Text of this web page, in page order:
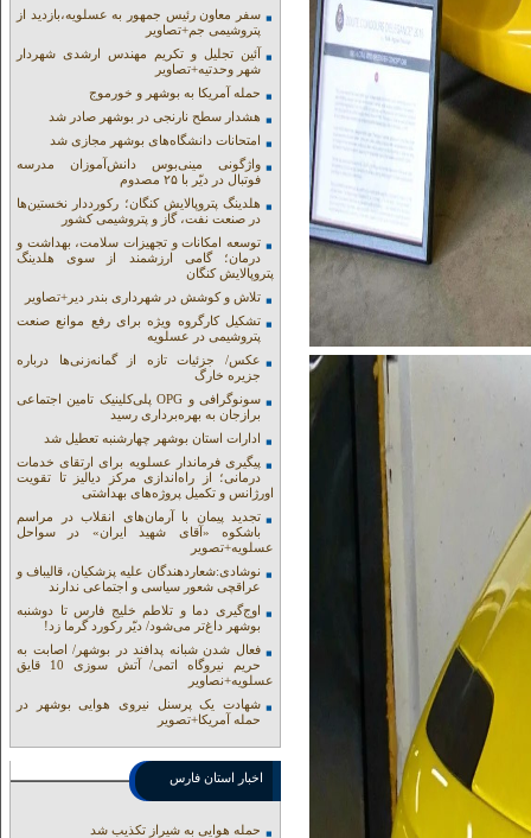
سفر معاون رئیس جمهور به عسلویه،بازدید از
پتروشیمی جم+تصاویر
آئین تجلیل و تکریم مهندس ارشدی شهردار
شهر وحدتیه+تصاویر
حمله آمریکا به بوشهر و خورموج
هشدار سطح نارنجی در بوشهر صادر شد
امتحانات دانشگاه‌های بوشهر مجازی شد
واژگونی مینی‌بوس دانش‌آموزان مدرسه
فوتبال در دیّر با ۲۵ مصدوم
هلدینگ پتروپالایش کنگان؛ رکورددار نخستین‌ها
در صنعت نفت، گاز و پتروشیمی کشور
توسعه امکانات و تجهیزات سلامت، بهداشت و
درمان؛ گامی ارزشمند از سوی هلدینگ
پتروپالایش کنگان
تلاش و کوشش در شهرداری بندر دیر+تصاویر
تشکیل کارگروه ویژه برای رفع موانع صنعت
پتروشیمی در عسلویه
عکس/ جزئیات تازه از گمانه‌زنی‌ها درباره
جزیره خارگ
سونوگرافی و OPG پلی‌کلینیک تامین اجتماعی
برازجان به بهره‌برداری رسید
ادارات استان بوشهر چهارشنبه تعطیل شد
پیگیری فرماندار عسلویه برای ارتقای خدمات
درمانی؛ از راه‌اندازی مرکز دیالیز تا تقویت
اورژانس و تکمیل پروژه‌های بهداشتی
تجدید پیمان با آرمان‌های انقلاب در مراسم
باشکوه «آقای شهید ایران» در سواحل
عسلویه+تصویر
نوشادی:شعاردهندگان علیه پزشکیان، قالیباف و
عراقچی شعور سیاسی و اجتماعی ندارند
اوج‌گیری دما و تلاطم خلیج فارس تا دوشنبه
بوشهر داغ‌تر می‌شود/ دیّر رکورد گرما زد!
فعال شدن شبانه پدافند در بوشهر/ اصابت به
حریم نیروگاه اتمی/ آتش سوزی 10 قایق
عسلویه+نصاویر
شهادت یک پرسنل نیروی هوایی بوشهر در
حمله آمریکا+تصویر
اخبار استان فارس
حمله هوایی به شیراز تکذیب شد